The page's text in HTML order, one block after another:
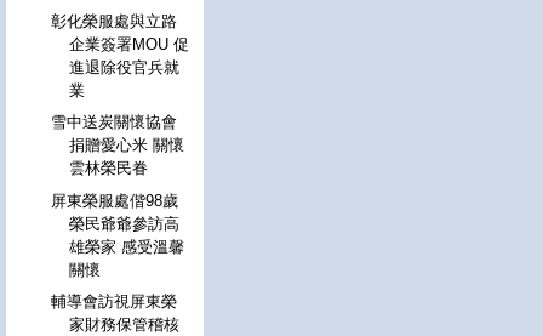
彰化榮服處與立路
企業簽署MOU 促
進退除役官兵就
業
雪中送炭關懷協會
捐贈愛心米 關懷
雲林榮民眷
屏東榮服處偕98歲
榮民爺爺參訪高
雄榮家 感受溫馨
關懷
輔導會訪視屏東榮
家財務保管稽核